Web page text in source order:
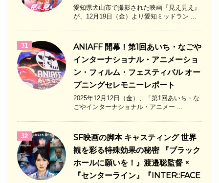
愛知県犬山市で撮影された映画『見え見え』
が、12月19日（金）より愛知ミッドラン ...
31
ANIAFF 開幕！第1回あいち・なごや
インターナショナル・アニメーショ
ン・フィルム・フェスティバル オー
プニングセレモニーレポート
2025年12月12日（金）、「第1回あいち・な
ごやインターナショナル・アニメー ...
32
SF映画の脚本 キャスティング 世界
観を彩る特殊効果の秘密 『ブラック
ホールに願いを！』渡邉聡監督 ×
『センターライン』『INTER::FACE